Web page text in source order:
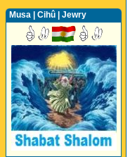
Perwerde ya Zimanê
Kurdî û Îngîlîzî
Musa | Cihû | Jewry